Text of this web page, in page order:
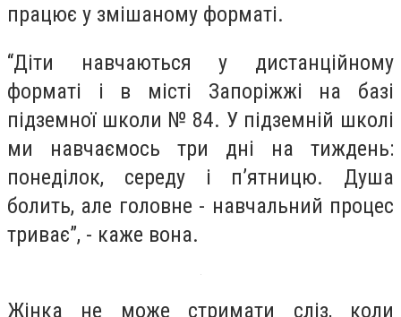
працює у змішаному форматі.
“Діти навчаються у дистанційному
форматі і в місті Запоріжжі на базі
підземної школи № 84. У підземній школі
ми навчаємось три дні на тиждень:
понеділок, середу і п’ятницю. Душа
болить, але головне - навчальний процес
триває”, - каже вона.
Жінка не може стримати сліз, коли